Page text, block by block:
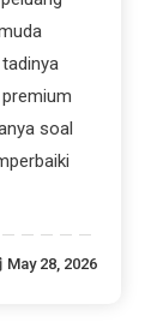
soal
May 28, 2026